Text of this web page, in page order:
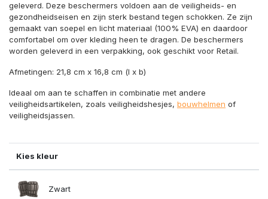
geleverd. Deze beschermers voldoen aan de veiligheids- en
gezondheidseisen en zijn sterk bestand tegen schokken. Ze zijn
gemaakt van soepel en licht materiaal (100% EVA) en daardoor
comfortabel om over kleding heen te dragen. De beschermers
worden geleverd in een verpakking, ook geschikt voor Retail.
Afmetingen: 21,8 cm x 16,8 cm (l x b)
Ideaal om aan te schaffen in combinatie met andere
veiligheidsartikelen, zoals veiligheidshesjes, bouwhelmen of
veiligheidsjassen.
Kies kleur
Zwart